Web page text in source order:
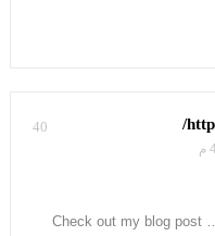
40
Check out my blog post